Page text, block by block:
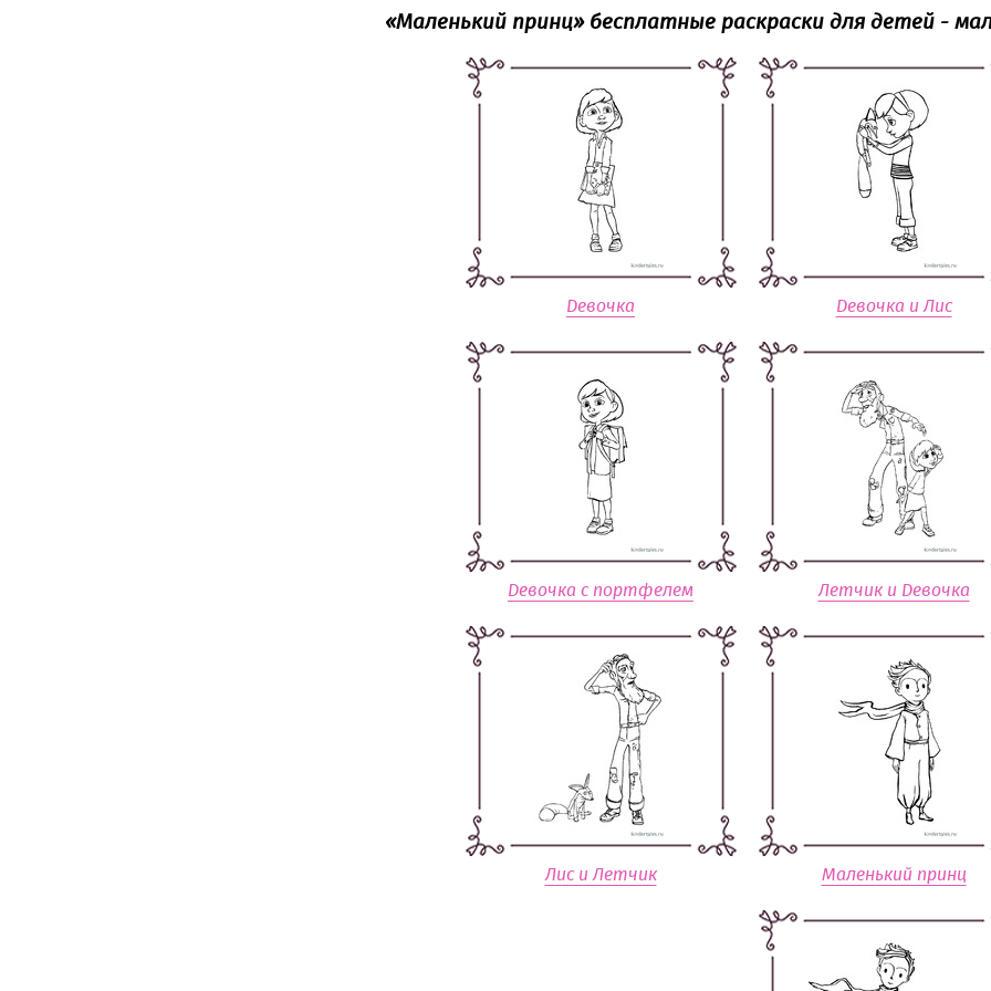
«‎Маленький принц» бесплатные раскраски для детей -
Девочка Девочка и Лис
Девочка с портфелем Летчик и Девочка
Лис и Летчик Маленький принц